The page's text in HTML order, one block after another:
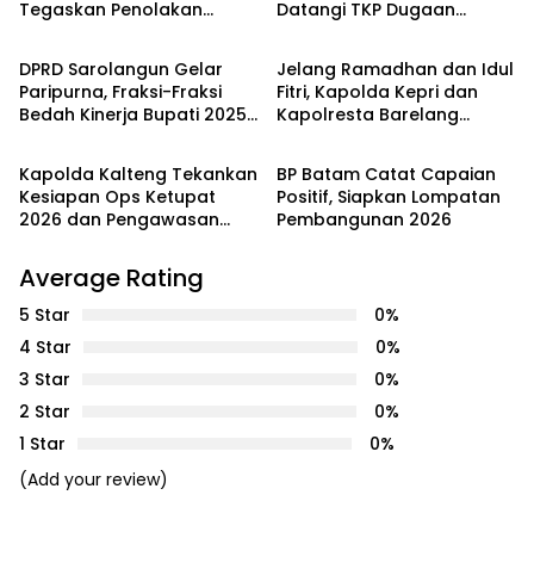
Tegaskan Penolakan
Dampaknya”
Datangi TKP Dugaan
PEMERINTAHAN
DPRD Sarolangun Gelar
Paripurna, Fraksi-Fraksi
Bedah Kinerja Bupati 2025
PEMERINTAHAN
Jelang Ramadhan dan Idul
Fitri, Kapolda Kepri dan
Kapolresta Barelang
PEMERINTAHAN
Kapolda Kalteng Tekankan
Kesiapan Ops Ketupat
2026 dan Pengawasan
PEMERINTAHAN
BP Batam Catat Capaian
Positif, Siapkan Lompatan
Pembangunan 2026
Average Rating
5 Star
0%
4 Star
0%
3 Star
0%
2 Star
0%
1 Star
0%
(Add your review)